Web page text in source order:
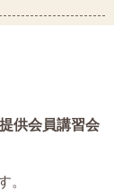
供会員講習会
。